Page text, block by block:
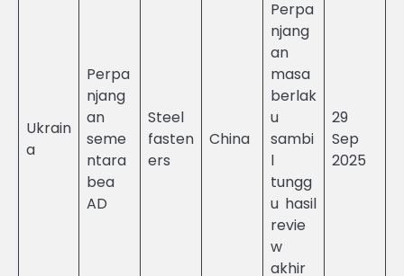
Ukrain
a
Perpa
njang
an
seme
ntara
bea
AD
Steel
fasten
ers
China
Perpa
njang
an
masa
berlak
u
sambi
l
tungg
u hasil
revie
w
akhir
29
Sep
2025